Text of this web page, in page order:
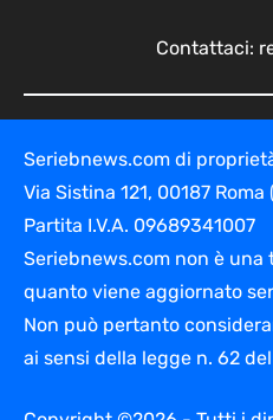
Contattaci:
Seriebnews.com di
Via Sistina 121, 00187
Partita I.V.A. 09689341007
Seriebnews.com non è
quanto viene aggiornato
Non può pertanto
ai sensi della legge n. 62